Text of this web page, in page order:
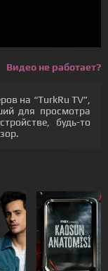
Видео не работает?
на “TurkRu TV”,
для просмотра
будь-то